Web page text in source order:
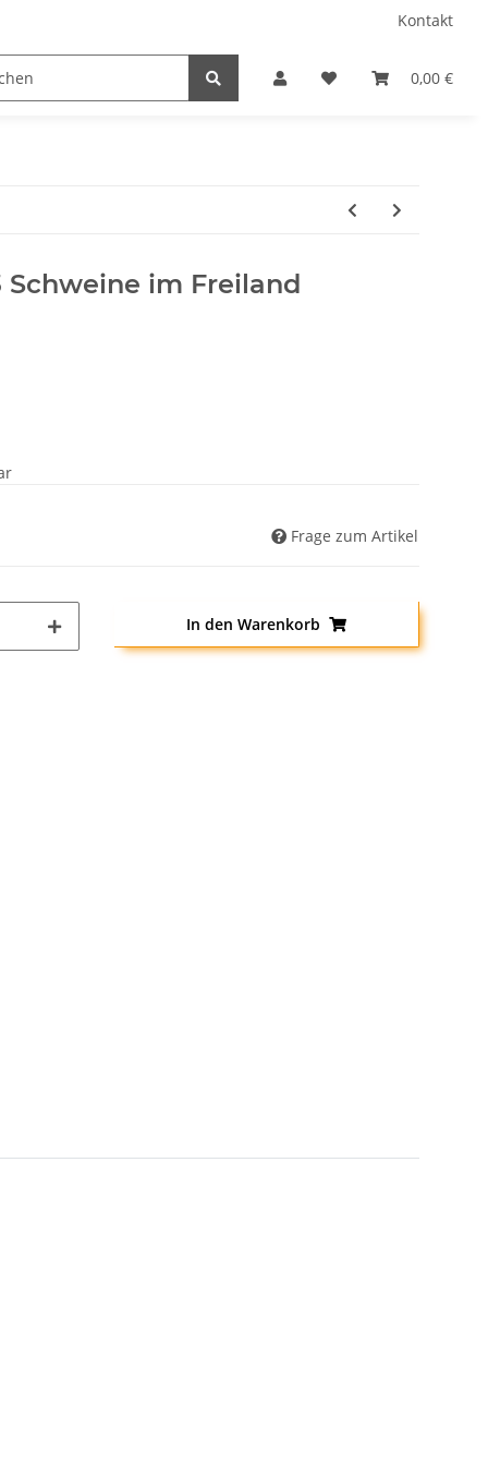
Kontakt
0,00 €
Schweine im Freiland
Frage zum Artikel
In den Warenkorb